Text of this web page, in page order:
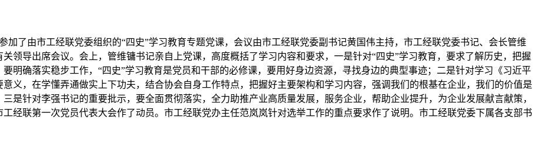
加了由市工经联党委组织的“四史”学习教育专题党课，会议由市工经联党委副书记黄国伟主持，市工经联党委书记、会长管维
领导出席会议。会上，管维镛书记亲自上党课，高度概括了学习内容和要求，一是针对“四史”学习教育，要求了解历史，把握
明确落实稳步工作，“四史”学习教育是党员和干部的必修课，要用好身边资源，寻找身边的典型事迹；二是针对学习《习近平
义，在学懂弄通做实上下功夫，结合协会自身工作特点，把握好主要架构和学习内容，强调我们的根基在企业，我们的价值是
是针对李强书记的重要批示，要全面贯彻落实，全力助推产业高质量发展，服务企业，帮助企业提升，为企业发展献言献策，
经联第一次党员代表大会作了动员。市工经联党办主任范岚岚针对选举工作的重点要求作了说明。市工经联党委下属各支部书